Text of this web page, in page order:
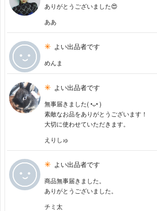
ありがとうございました😍
ああ
よい出品者です
めんま
よい出品者です
無事届きました( •ᴗ• )
素敵なお品をありがとうございます！
大切に使わせていただきます。
えりしゅ
よい出品者です
商品無事届きました。
ありがとうございました。
チミ太